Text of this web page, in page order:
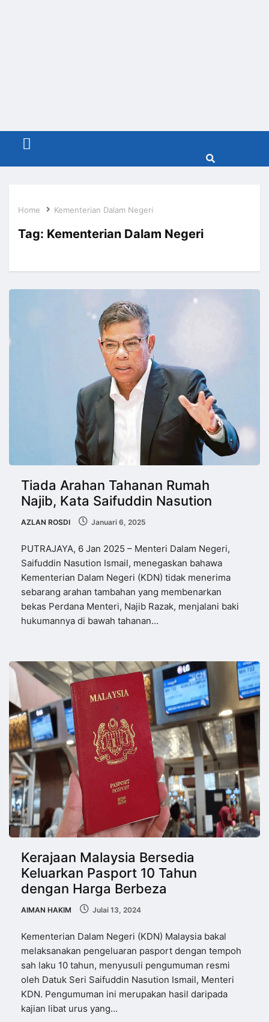
Menu
Home Kementerian Dalam Negeri
Tag: Kementerian Dalam Negeri
Tiada Arahan Tahanan Rumah
Najib, Kata Saifuddin Nasution
AZLAN ROSDI Januari 6, 2025
PUTRAJAYA, 6 Jan 2025 – Menteri Dalam Negeri,
Saifuddin Nasution Ismail, menegaskan bahawa
Kementerian Dalam Negeri (KDN) tidak menerima
sebarang arahan tambahan yang membenarkan
bekas Perdana Menteri, Najib Razak, menjalani baki
hukumannya di bawah tahanan…
Kerajaan Malaysia Bersedia
Keluarkan Pasport 10 Tahun
dengan Harga Berbeza
AIMAN HAKIM Julai 13, 2024
Kementerian Dalam Negeri (KDN) Malaysia bakal
melaksanakan pengeluaran pasport dengan tempoh
sah laku 10 tahun, menyusuli pengumuman resmi
oleh Datuk Seri Saifuddin Nasution Ismail, Menteri
KDN. Pengumuman ini merupakan hasil daripada
kajian libat urus yang…